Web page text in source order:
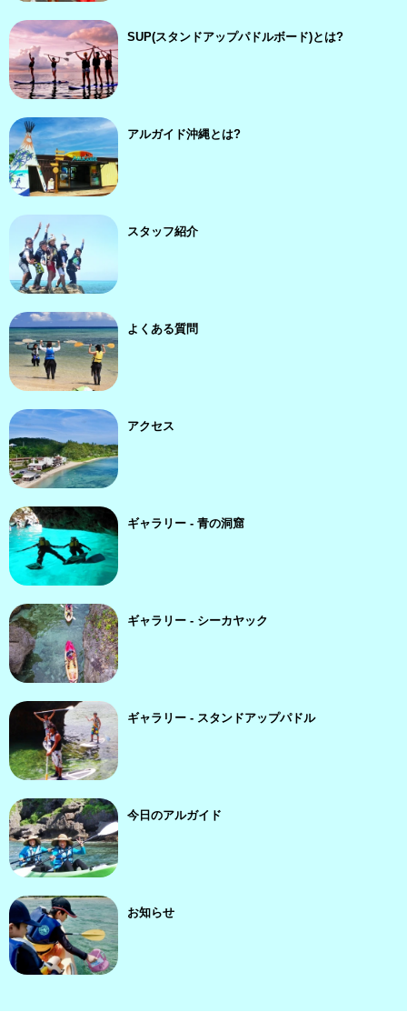
SUP(スタンドアップパドルボード)とは?
アルガイド沖縄とは?
スタッフ紹介
よくある質問
アクセス
ギャラリー - 青の洞窟
ギャラリー - シーカヤック
ギャラリー - スタンドアップパドル
今日のアルガイド
お知らせ